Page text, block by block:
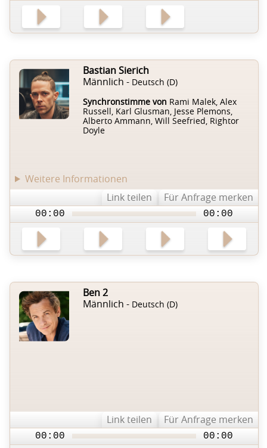
Bastian Sierich
Männlich - Deutsch (D)
Synchronstimme von Rami Malek, Alex
Russell, Karl Glusman, Jesse Plemons,
Alberto Ammann, Will Seefried, Rightor
Doyle
Weitere Informationen
Link teilen
Für Anfrage merken
00:00 00:00
Ben 2
Männlich - Deutsch (D)
Link teilen Für Anfrage merken
00:00 00:00